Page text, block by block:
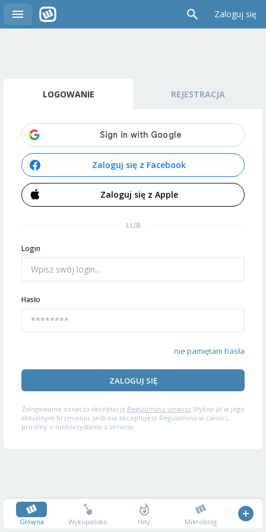
Zaloguj się
LOGOWANIE REJESTRACJA
Zaloguj się z Facebook
Zaloguj się z Apple
LUB
Login
Hasło
nie pamiętam hasła
ZALOGUJ SIĘ
Zalogowanie oznacza akceptację Regulaminu serwisu Wykop.pl w jego
aktualnym brzmieniu. Jeśli nie akceptujesz Regulaminu w całości,
prosimy o niekorzystanie z serwisu.
Główna Wykopalisko Hity Mikroblog